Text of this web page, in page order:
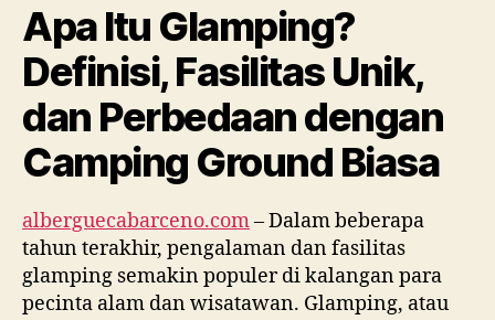
Apa Itu Glamping?
Definisi, Fasilitas Unik,
dan Perbedaan dengan
Camping Ground Biasa
alberguecabarceno.com– Dalam beberapa
tahun terakhir, pengalaman dan fasilitas
glamping semakin populer di kalangan para
pecinta alam dan wisatawan. Glamping, atau